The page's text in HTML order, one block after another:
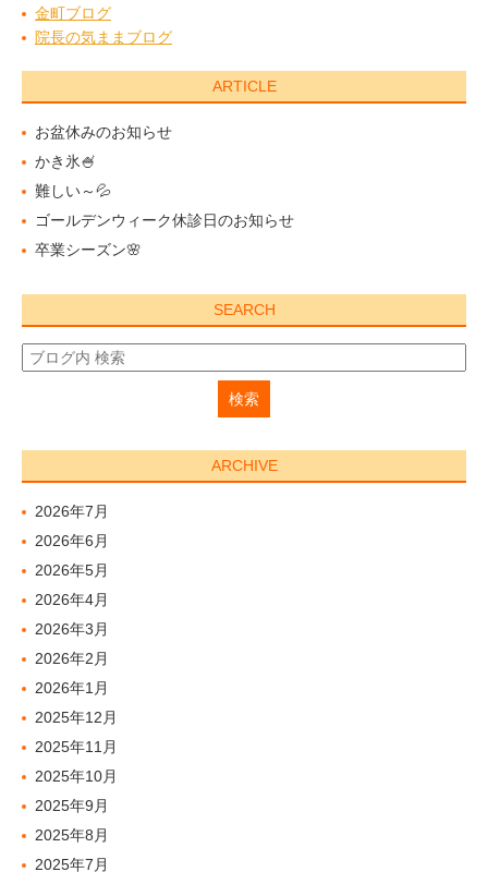
金町ブログ
院長の気ままブログ
ARTICLE
お盆休みのお知らせ
かき氷🍧
難しい～💦
ゴールデンウィーク休診日のお知らせ
卒業シーズン🌸
SEARCH
ARCHIVE
2026年7月
2026年6月
2026年5月
2026年4月
2026年3月
2026年2月
2026年1月
2025年12月
2025年11月
2025年10月
2025年9月
2025年8月
2025年7月